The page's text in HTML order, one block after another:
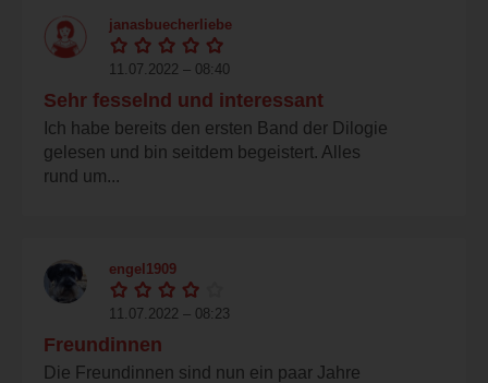
janasbuecherliebe
11.07.2022 – 08:40
Sehr fesselnd und interessant
Ich habe bereits den ersten Band der Dilogie
gelesen und bin seitdem begeistert. Alles
rund um...
engel1909
11.07.2022 – 08:23
Freundinnen
Die Freundinnen sind nun ein paar Jahre